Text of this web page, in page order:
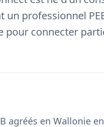
un professionnel
pour connecter
agréés en Wallonie en